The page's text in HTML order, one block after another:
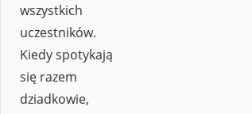
wszystkich
uczestników.
Kiedy spotykają
się razem
dziadkowie,